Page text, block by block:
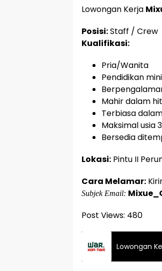
Lowongan Kerja
Posisi:Staff / Crew
Kualifikasi:
Pria/Wanita
Pendidikan
Mahir dalam
Terbiasa
Maksimal usia
Bersedia
Lokasi: Pintu II
Cara Melamar:
Subjek Email:
Post Views: 480
Lowongan